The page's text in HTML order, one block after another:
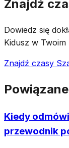
Znajdź
Dowiedz się
Kidusz w Twoim
Znajdź czasy
Kiedy
przewodnik